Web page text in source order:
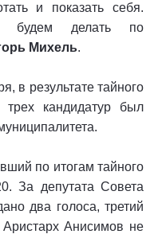
и показать себя.
будем делать по
Михель.
в результате тайного
трех кандидатур был
по итогам тайного
За депутата Совета
два голоса, третий
Аристарх Анисимов не